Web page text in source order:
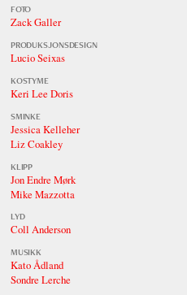
FOTO
Zack Galler
PRODUKSJONSDESIGN
Lucio Seixas
KOSTYME
Keri Lee Doris
SMINKE
Jessica Kelleher
Liz Coakley
KLIPP
Jon Endre Mørk
Mike Mazzotta
LYD
Coll Anderson
MUSIKK
Kato Ådland
Sondre Lerche